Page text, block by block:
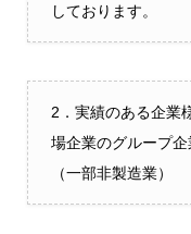
しております。
2．実績のある企業
場企業のグループ
（一部非製造業）